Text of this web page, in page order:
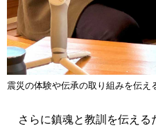
震災の体験や伝承の取り組みを伝え
さらに鎮魂と教訓を伝える